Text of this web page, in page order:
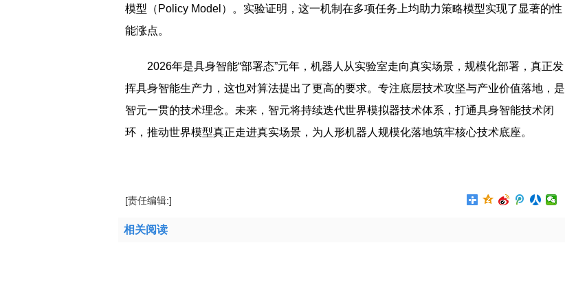
模型（Policy Model）。实验证明，这一机制在多项任务上均助力策略模型实现了显著的性
能涨点。
2026年是具身智能“部署态”元年，机器人从实验室走向真实场景，规模化部署，真正发
挥具身智能生产力，这也对算法提出了更高的要求。专注底层技术攻坚与产业价值落地，是
智元一贯的技术理念。未来，智元将持续迭代世界模拟器技术体系，打通具身智能技术闭
环，推动世界模型真正走进真实场景，为人形机器人规模化落地筑牢核心技术底座。
[责任编辑:]
相关阅读